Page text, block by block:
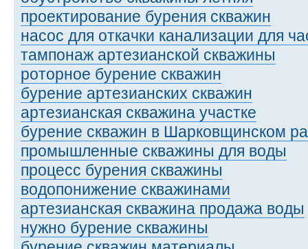
проектирование бурения скважин
насос для откачки канализации для
тампонаж артезианской скважины
роторное бурение скважин
бурение артезианских скважин
артезианская скважина участке
бурение скважин в Шарковщинском
промышленные скважины для воды
процесс бурения скважины
водопонижение скважинами
артезианская скважина продажа воды
нужно бурение скважины